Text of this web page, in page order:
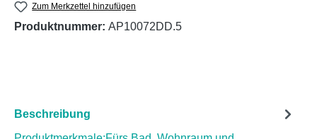
Zum Merkzettel hinzufügen
Produktnummer: AP10072DD.5
Beschreibung